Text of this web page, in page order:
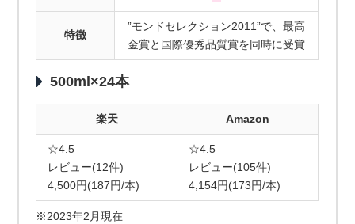
特徴
”モンドセレクション2011”で、最高
金賞と国際優秀品質賞を同時に受賞
500ml×24本
楽天 Amazon
☆4.5
レビュー(12件)
4,500円(187円/本)
☆4.5
レビュー(105件)
4,154円(173円/本)
※2023年2月現在